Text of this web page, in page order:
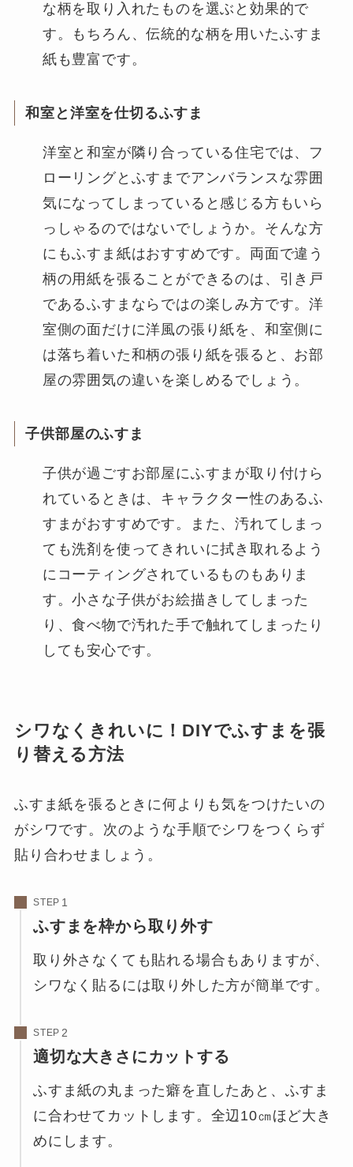
な柄を取り入れたものを選ぶと効果的で
す。もちろん、伝統的な柄を用いたふすま
紙も豊富です。
和室と洋室を仕切るふすま
洋室と和室が隣り合っている住宅では、フ
ローリングとふすまでアンバランスな雰囲
気になってしまっていると感じる方もいら
っしゃるのではないでしょうか。そんな方
にもふすま紙はおすすめです。両面で違う
柄の用紙を張ることができるのは、引き戸
であるふすまならではの楽しみ方です。洋
室側の面だけに洋風の張り紙を、和室側に
は落ち着いた和柄の張り紙を張ると、お部
屋の雰囲気の違いを楽しめるでしょう。
子供部屋のふすま
子供が過ごすお部屋にふすまが取り付けら
れているときは、キャラクター性のあるふ
すまがおすすめです。また、汚れてしまっ
ても洗剤を使ってきれいに拭き取れるよう
にコーティングされているものもありま
す。小さな子供がお絵描きしてしまった
り、食べ物で汚れた手で触れてしまったり
しても安心です。
シワなくきれいに！DIYでふすまを張
り替える方法
ふすま紙を張るときに何よりも気をつけたいの
がシワです。次のような手順でシワをつくらず
貼り合わせましょう。
STEP
ふすまを枠から取り外す
取り外さなくても貼れる場合もありますが、
シワなく貼るには取り外した方が簡単です。
STEP
適切な大きさにカットする
ふすま紙の丸まった癖を直したあと、ふすま
に合わせてカットします。全辺10㎝ほど大き
めにします。